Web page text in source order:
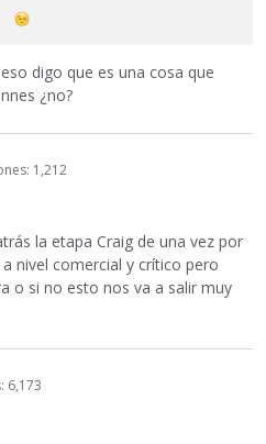
digo que es una cosa que
¿no?
1,212
la etapa Craig de una vez por
nivel comercial y crítico pero
o si no esto nos va a salir muy
6,173